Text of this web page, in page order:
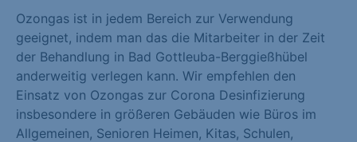
Ozongas ist in jedem Bereich zur Verwendung
geeignet, indem man das die Mitarbeiter in der Zeit
der Behandlung in Bad Gottleuba-Berggießhübel
anderweitig verlegen kann. Wir empfehlen den
Einsatz von Ozongas zur Corona Desinfizierung
insbesondere in größeren Gebäuden wie Büros im
Allgemeinen, Senioren Heimen, Kitas, Schulen,